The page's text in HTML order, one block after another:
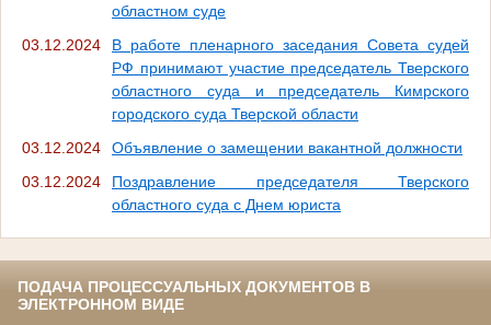
областном суде
03.12.2024
В работе пленарного заседания Совета судей
РФ принимают участие председатель Тверского
областного суда и председатель Кимрского
городского суда Тверской области
03.12.2024
Объявление о замещении вакантной должности
03.12.2024
Поздравление председателя Тверского
областного суда с Днем юриста
ПОДАЧА ПРОЦЕССУАЛЬНЫХ ДОКУМЕНТОВ В
ЭЛЕКТРОННОМ ВИДЕ